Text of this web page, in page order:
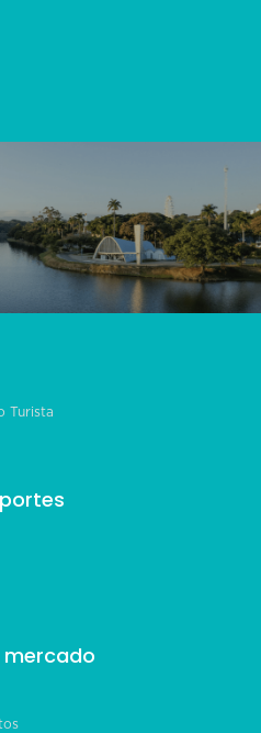
Turista
mercado